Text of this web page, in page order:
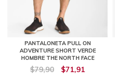
PANTALONETA PULL ON
ADVENTURE SHORT VERDE
HOMBRE THE NORTH FACE
$79,90 $71,91